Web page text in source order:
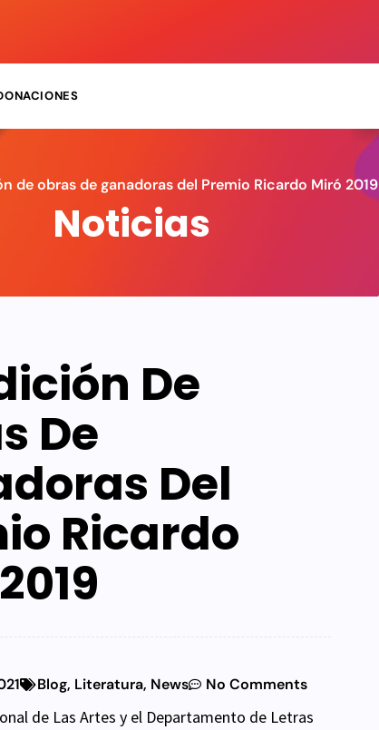
de obras de ganadoras del Premio Ricardo Miró 2019
Noticias
De
De
Del
Ricardo
Blog, Literatura, News No Comments
de Las Artes y el Departamento de Letras